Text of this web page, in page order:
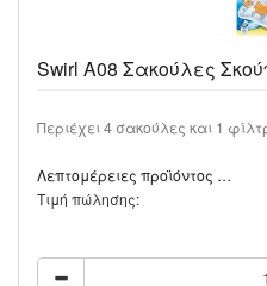
Swirl A08 Σακούλες
Περιέχει 4 σακούλες και 1
Λεπτομέρειες προϊόντος …
Τιμή πώλησης: